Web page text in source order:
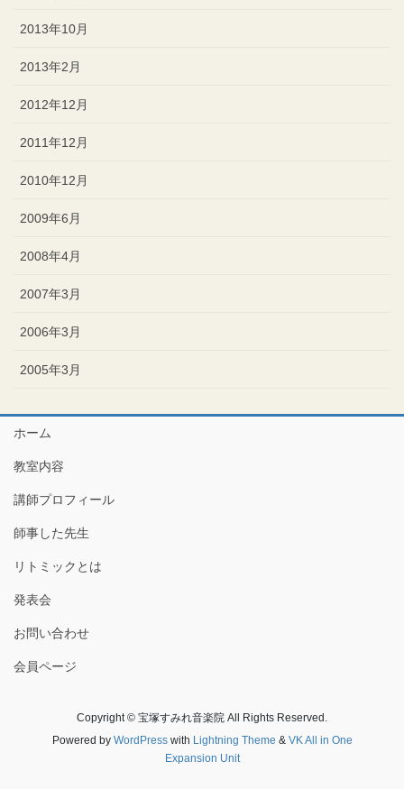
2013年10月
2013年2月
2012年12月
2011年12月
2010年12月
2009年6月
2008年4月
2007年3月
2006年3月
2005年3月
ホーム
教室内容
講師プロフィール
師事した先生
リトミックとは
発表会
お問い合わせ
会員ページ
Copyright © 宝塚すみれ音楽院 All Rights Reserved.
Powered by WordPresswith Lightning Theme & VK All in One
Expansion Unit